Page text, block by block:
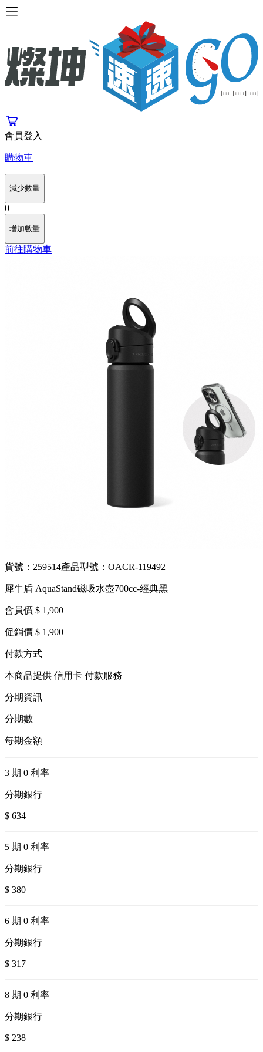
會員登入
購物車
減少數量
0
增加數量
前往購物車
貨號：259514產品型號：OACR-119492
犀牛盾 AquaStand磁吸水壺700cc-經典黑
會員價 $ 1,900
促銷價 $ 1,900
付款方式
本商品提供 信用卡 付款服務
分期資訊
分期數
每期金額
3 期 0 利率
分期銀行
$ 634
5 期 0 利率
分期銀行
$ 380
6 期 0 利率
分期銀行
$ 317
8 期 0 利率
分期銀行
$ 238